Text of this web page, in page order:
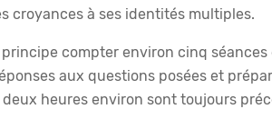
croyances à ses identités multiples.
compter environ cinq
aux questions posées et
heures environ sont toujours